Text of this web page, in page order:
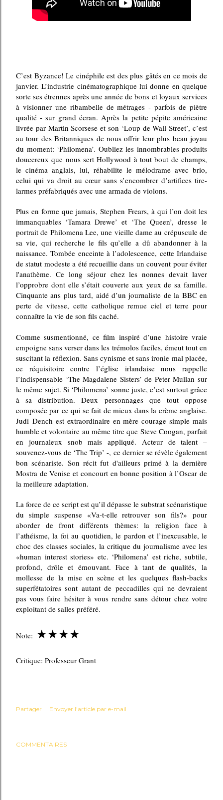
C’est Byzance! Le cinéphile est des plus gâtés en ce mois de
janvier. L’industrie cinématographique lui donne en quelque
sorte ses étrennes après une année de bons et loyaux services
à visionner une ribambelle de métrages - parfois de piètre
qualité - sur grand écran. Après la petite pépite américaine
livrée par Martin Scorsese et son ‘Loup de Wall Street’, c’est
au tour des Britanniques de nous offrir leur plus beau joyau
du moment: ‘Philomena’. Oubliez les innombrables produits
doucereux que nous sert Hollywood à tout bout de champs,
le cinéma anglais, lui, réhabilite le mélodrame avec brio,
celui qui va droit au cœur sans s’encombrer d’artifices tire-
larmes préfabriqués avec une armada de violons.
Plus en forme que jamais, Stephen Frears, à qui l’on doit les
immanquables ‘Tamara Drewe’ et ‘The Queen’, dresse le
portrait de Philomena Lee, une vieille dame au crépuscule de
sa vie, qui recherche le fils qu’elle a dû abandonner à la
naissance. Tombée enceinte à l’adolescence, cette Irlandaise
de statut modeste a été recueillie dans un couvent pour éviter
l'anathème. Ce long séjour chez les nonnes devait laver
l’opprobre dont elle s’était couverte aux yeux de sa famille.
Cinquante ans plus tard, aidé d’un journaliste de la BBC en
perte de vitesse, cette catholique remue ciel et terre pour
connaître la vie de son fils caché.
Comme susmentionné, ce film inspiré d’une histoire vraie
empoigne sans verser dans les trémolos faciles, émeut tout en
suscitant la réflexion. Sans cynisme et sans ironie mal placée,
ce réquisitoire contre l’église irlandaise nous rappelle
l’indispensable ‘The Magdalene Sisters’ de Peter Mullan sur
le même sujet. Si ‘Philomena’ sonne juste, c’est surtout grâce
à sa distribution. Deux personnages que tout oppose
composée par ce qui se fait de mieux dans la crème anglaise.
Judi Dench est extraordinaire en mère courage simple mais
humble et volontaire au même titre que Steve Coogan, parfait
en journaleux snob mais appliqué. Acteur de talent –
souvenez-vous de ‘The Trip’ -, ce dernier se révèle également
bon scénariste. Son récit fut d'ailleurs primé à la dernière
Mostra de Venise et concourt en bonne position à l’Oscar de
la meilleure adaptation.
La force de ce script est qu’il dépasse le substrat scénaristique
du simple suspense «Va-t-elle retrouver son fils?» pour
aborder de front différents thèmes: la religion face à
l’athéisme, la foi au quotidien, le pardon et l’inexcusable, le
choc des classes sociales, la critique du journalisme avec les
«human interest stories» etc. ‘Philomena’ est riche, subtile,
profond, drôle et émouvant. Face à tant de qualités, la
mollesse de la mise en scène et les quelques flash-backs
superfétatoires sont autant de peccadilles qui ne devraient
pas vous faire hésiter à vous rendre sans détour chez votre
exploitant de salles préféré.
Note: ★★★★
Critique: Professeur Grant
Partager Envoyer l'article par e-mail
COMMENTAIRES